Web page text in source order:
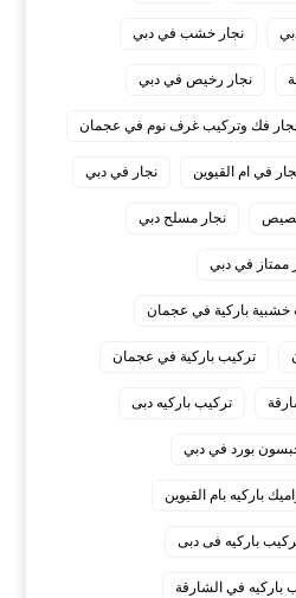
نجار خشب في دبي
نجار رخيص في دبي
فك وتركيب غرف نوم في عجمان
في ام القيوين نجار في دبي
نجار مسلح دبي
ممتاز في دبي
خشبية باركية في عجمان
‏تركيب باركية في عجمان
‏تركيب باركيه دبى
بورد في دبي
باركيه بام القيوين
باركيه فى دبى
باركيه في الشارقة